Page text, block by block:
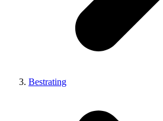
Bestrating